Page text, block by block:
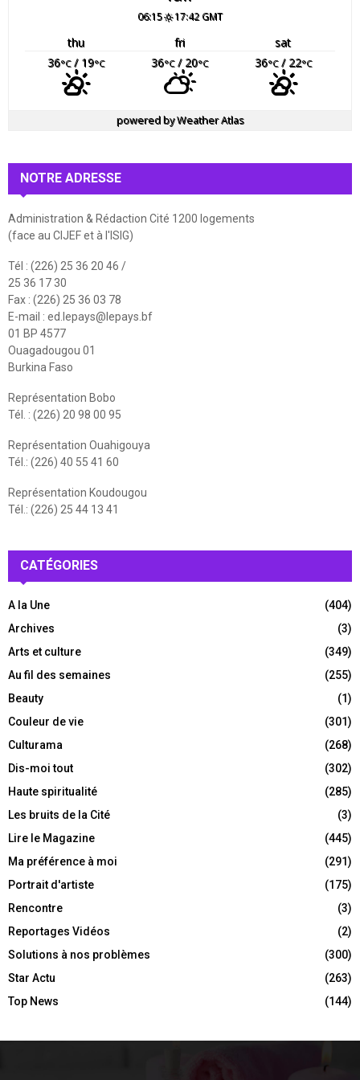
06:15 17:42 GMT
thu fri
sat
36°C/ 19°C 36°C/ 20°C 36°C/ 22°C
powered byWeather Atlas
NOTRE ADRESSE
Administration & Rédaction Cité 1200 logements
(face au CIJEF et à l'ISIG)
Tél : (226) 25 36 20 46 /
25 36 17 30
Fax : (226) 25 36 03 78
E-mail : ed.lepays@lepays.bf
01 BP 4577
Ouagadougou 01
Burkina Faso
Représentation Bobo
Tél. : (226) 20 98 00 95
Représentation Ouahigouya
Tél.: (226) 40 55 41 60
Représentation Koudougou
Tél.: (226) 25 44 13 41
CATÉGORIES
A la Une
(404)
Archives
(3)
Arts et culture
(349)
Au fil des semaines
(255)
Beauty
(1)
Couleur de vie
(301)
Culturama
(268)
Dis-moi tout
(302)
Haute spiritualité
(285)
Les bruits de la Cité
(3)
Lire le Magazine
(445)
Ma préférence à moi
(291)
Portrait d'artiste
(175)
Rencontre
(3)
Reportages Vidéos
(2)
Solutions à nos problèmes
(300)
Star Actu
(263)
Top News
(144)